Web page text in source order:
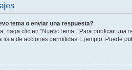
tema o enviar una respuesta?
haga clic en “Nuevo tema”. Para publicar
lista de acciones permitidas. Ejemplo: Puede